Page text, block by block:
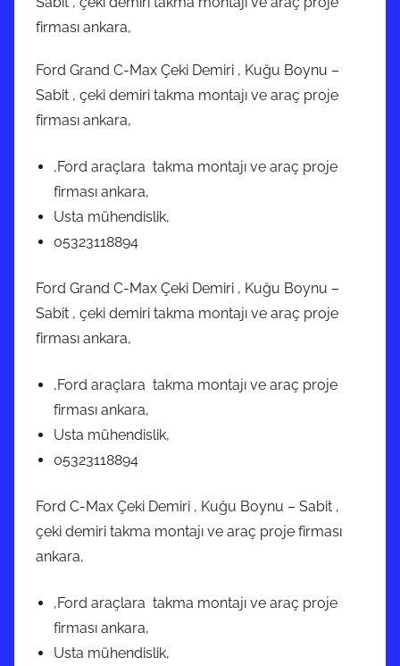
firması ankara,
Ford Grand C-Max Çeki Demiri , Kuğu Boynu –
Sabit , çeki demiri takma montajı ve araç proje
firması ankara,
,Ford araçlara takma montajı ve araç proje
firması ankara,
Usta mühendislik,
05323118894
Ford Grand C-Max Çeki Demiri , Kuğu Boynu –
Sabit , çeki demiri takma montajı ve araç proje
firması ankara,
,Ford araçlara takma montajı ve araç proje
firması ankara,
Usta mühendislik,
05323118894
Ford C-Max Çeki Demiri , Kuğu Boynu – Sabit ,
çeki demiri takma montajı ve araç proje firması
ankara,
,Ford araçlara takma montajı ve araç proje
firması ankara,
Usta mühendislik,